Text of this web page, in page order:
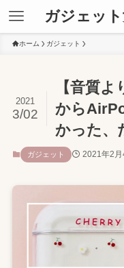
ガジェッ
ホーム ガジェット
【音質
から
かった、
2021
3/02
ガジェット 2021年2月